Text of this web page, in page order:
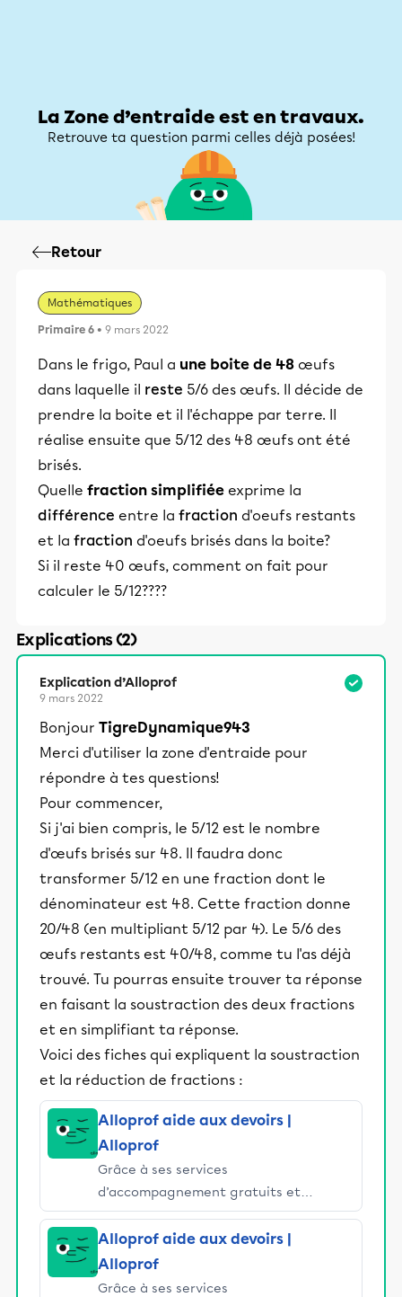
La Zone d’entraide est en travaux.
Retrouve ta question parmi celles déjà posées!
Retour
Mathématiques
Primaire 6 • 9 mars 2022
Dans le frigo, Paul a une boite de 48 œufs
dans laquelle il reste ⁠5/6 des œufs. Il décide de
prendre la boite et il l'échappe par terre. Il
réalise ensuite que ⁠5/12 des 48 œufs ont été
brisés.
Quelle fraction simplifiée exprime la
différence entre la fraction d'oeufs restants
et la fraction d'oeufs brisés dans la boite?
Si il reste 40 œufs, comment on fait pour
calculer le 5/12????
Explications (2)
Explication d’Alloprof
9 mars 2022
Bonjour TigreDynamique943
Merci d'utiliser la zone d'entraide pour
répondre à tes questions!
Pour commencer,
Si j'ai bien compris, le 5/12 est le nombre
d'œufs brisés sur 48. Il faudra donc
transformer 5/12 en une fraction dont le
dénominateur est 48. Cette fraction donne
20/48 (en multipliant 5/12 par 4). Le 5/6 des
œufs restants est 40/48, comme tu l'as déjà
trouvé. Tu pourras ensuite trouver ta réponse
en faisant la soustraction des deux fractions
et en simplifiant ta réponse.
Voici des fiches qui expliquent la soustraction
et la réduction de fractions :
Alloprof aide aux devoirs |
Alloprof
Grâce à ses services
d’accompagnement gratuits et
stimulants, Alloprof engage les élèves
et leurs parents dans la réussite
éducative.
Alloprof aide aux devoirs |
Alloprof
Grâce à ses services